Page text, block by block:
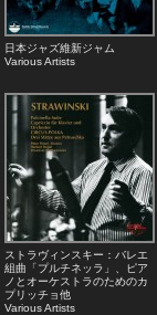
日本ジャズ維新ジャム
Various Artists
ストラヴィンスキー：バレエ
組曲「プルチネッラ」、ピア
ノとオーケストラのためのカ
プリッチョ他
Various Artists